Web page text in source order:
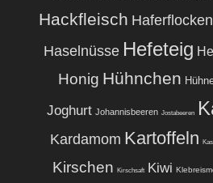
Hackfleisch Haferflocken
Haselnüsse Hefeteig
Honig Hühnchen
Joghurt Johannisbeeren Jostabeeren
Kardamom Kartoffeln
Kirschen Kirschsaft Kiwi